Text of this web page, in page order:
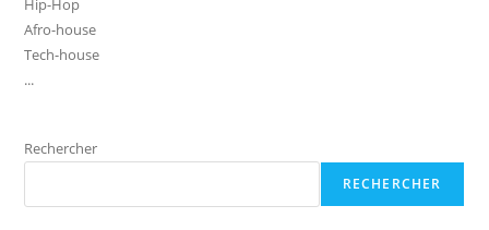
Hip-Hop
Afro-house
Tech-house
...
Rechercher
RECHERCHER